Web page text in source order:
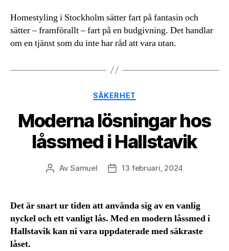
Homestyling i Stockholm sätter fart på fantasin och
sätter – framförallt – fart på en budgivning. Det handlar
om en tjänst som du inte har råd att vara utan.
Kategorier
SÄKERHET
Moderna lösningar hos
låssmed i Hallstavik
Inläggsförfattare
AvSamuel Inläggsdatum
13 februari, 2024
Det är snart ur tiden att använda sig av en vanlig
nyckel och ett vanligt lås. Med en modern låssmed i
Hallstavik kan ni vara uppdaterade med säkraste
låset.